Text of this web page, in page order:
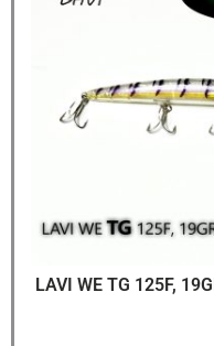
LAVI WE TG 125F,